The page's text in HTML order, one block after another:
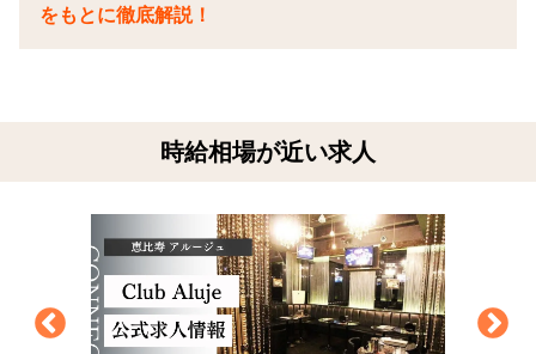
をもとに徹底解説！
時給相場が近い求人